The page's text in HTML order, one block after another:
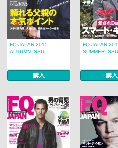
FQ JAPAN 2015
AUTUMN ISSU...
購入
FQ JAPAN
SUMMER
購入